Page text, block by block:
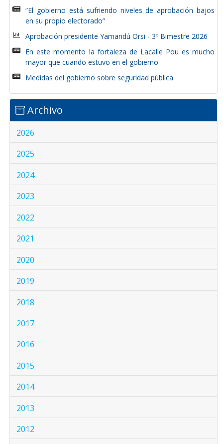
“El gobierno está sufriendo niveles de aprobación bajos
en su propio electorado”
Aprobación presidente Yamandú Orsi - 3º Bimestre 2026
En este momento la fortaleza de Lacalle Pou es mucho
mayor que cuando estuvo en el gobierno
Medidas del gobierno sobre seguridad pública
Archivo
2026
2025
2024
2023
2022
2021
2020
2019
2018
2017
2016
2015
2014
2013
2012